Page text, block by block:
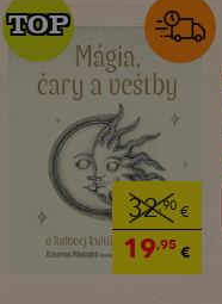
32,90€
19,95€
TOP
TOP